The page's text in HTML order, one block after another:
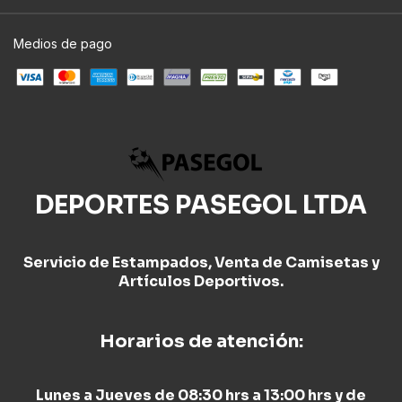
Medios de pago
DEPORTES PASEGOL LTDA
Servicio de Estampados, Venta de Camisetas y
Artículos Deportivos.
Horarios de atención:
Lunes a Jueves de 08:30 hrs a 13:00 hrs y de